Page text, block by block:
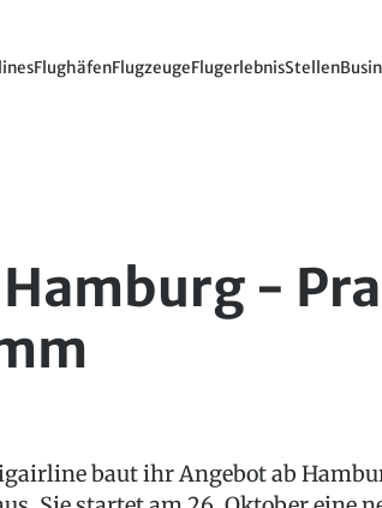
FlughäfenFlugzeugeFlugerlebnisStellen
-
baut ihr Angebot ab